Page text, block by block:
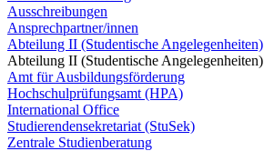
Ausschreibungen
Ansprechpartner/innen
Abteilung II (Studentische Angelegenheiten)
Abteilung II (Studentische Angelegenheiten)
Amt für Ausbildungsförderung
Hochschulprüfungsamt (HPA)
International Office
Studierendensekretariat (StuSek)
Zentrale Studienberatung